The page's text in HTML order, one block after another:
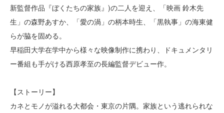
新監督作品『ぼくたちの家族』)の二人を迎え、「映画 鈴木先
生」の森野あすか、「愛の渦」の柄本時生、「黒執事」の海東健
らが脇を固める。
早稲田大学在学中から様々な映像制作に携わり、ドキュメンタリ
ー番組も手がける西原孝至の長編監督デビュー作。
【ストーリー】
カネとモノが溢れる大都会・東京の片隅。家族という逃れられな